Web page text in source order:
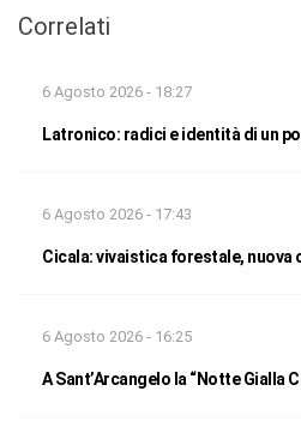
Correlati
6 Agosto 2026 - 18:27
Latronico: radici e identità di un
6 Agosto 2026 - 17:43
Cicala: vivaistica forestale, nuova
6 Agosto 2026 - 16:25
A Sant’Arcangelo la “Notte Gialla